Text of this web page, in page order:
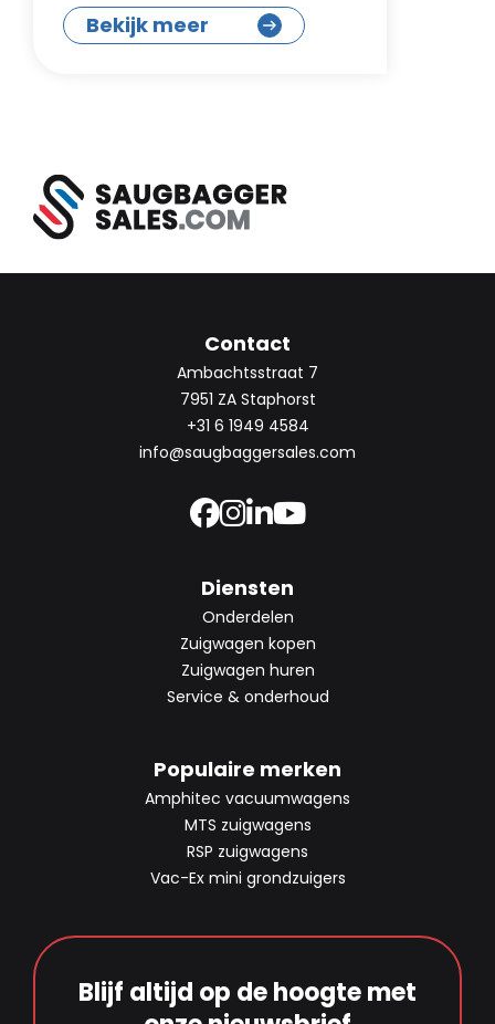
Bekijk meer
Contact
Ambachtsstraat 7
7951 ZA Staphorst
+31 6 1949 4584
info@saugbaggersales.com
Diensten
Onderdelen
Zuigwagen kopen
Zuigwagen huren
Service & onderhoud
Populaire merken
Amphitec vacuumwagens
MTS zuigwagens
RSP zuigwagens
Vac-Ex mini grondzuigers
Blijf altijd op de hoogte met